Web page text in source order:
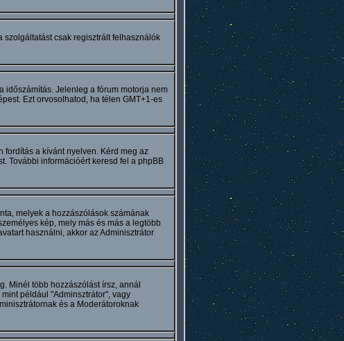
csak regisztrált felhasználók
időszámítás. Jelenleg a fórum motorja nem
Ezt orvosolhatod, ha télen GMT+1-es
fordítás a kívánt nyelven. Kérd meg az
További információért keresd fel a phpBB
melyek a hozzászólások számának
kép, mely más és más a legtöbb
használni, akkor az Adminisztrátor
Minél több hozzászólást írsz, annál
például "Adminsztrátor", vagy
és a Moderátoroknak